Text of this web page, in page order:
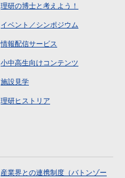
理研の博士と考えよう！
イベント／シンポジウム
情報配信サービス
小中高生向けコンテンツ
施設見学
理研ヒストリア
産業界との連携制度（バトンゾー